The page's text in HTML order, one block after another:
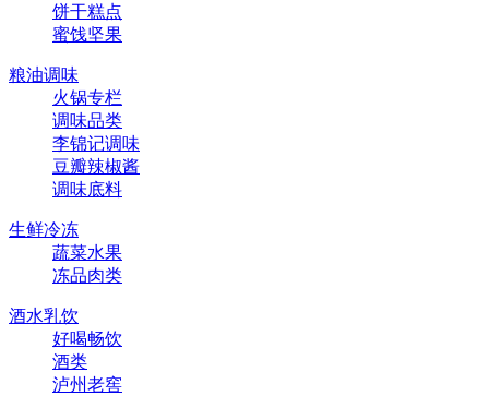
饼干糕点
蜜饯坚果
粮油调味
火锅专栏
调味品类
李锦记调味
豆瓣辣椒酱
调味底料
生鲜冷冻
蔬菜水果
冻品肉类
酒水乳饮
好喝畅饮
酒类
泸州老窖